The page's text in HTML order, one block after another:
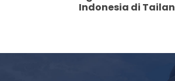
Indonesia di Tailan